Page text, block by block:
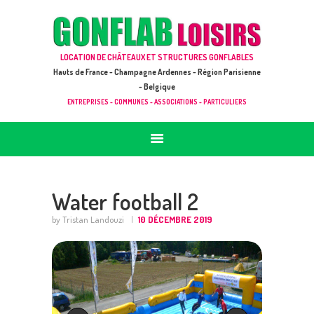
LOCATION DE CHÂTEAUX ET STRUCTURES GONFLABLES
Hauts de France - Champagne Ardennes - Région Parisienne
- Belgique
ENTREPRISES - COMMUNES - ASSOCIATIONS - PARTICULIERS
GONFLAB LOISIRS
ACCUEIL
JEUX À LOUER & PRESTATIONS
CATALOGUE / TARIF
DEMANDE DE DEVIS (SOUS 24H)
Water football 2
by Tristan Landouzi 10 DÉCEMBRE 2019